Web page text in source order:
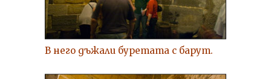
В него дъжали буретата с барут.